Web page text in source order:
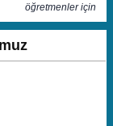
öğretmenler için